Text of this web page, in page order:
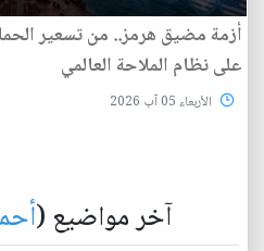
أزمة مضيق هرمز.. من تسعير
على نظام الملاحة العالمي
الأربعاء 05 آب 2026
آخر مواضيع (